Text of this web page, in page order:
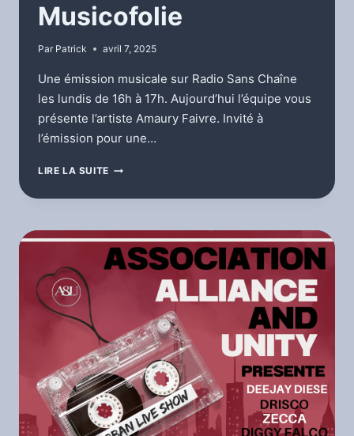
Musicofolie
Par Patrick avril 7, 2025
Une émission musicale sur Radio Sans Chaîne
les lundis de 16h à 17h. Aujourd’hui l’équipe vous
présente l’artiste Amaury Faivre. Invité à
l’émission pour une…
LIRE LA SUITE MUSICOFOLIE